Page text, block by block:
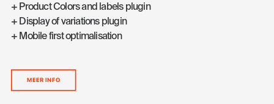
+ Product Colors and labels plugin
+ Display of variations plugin
+ Mobile first optimalisation
MEER INFO